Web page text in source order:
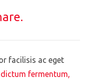
facilisis ac eget
fermentum,